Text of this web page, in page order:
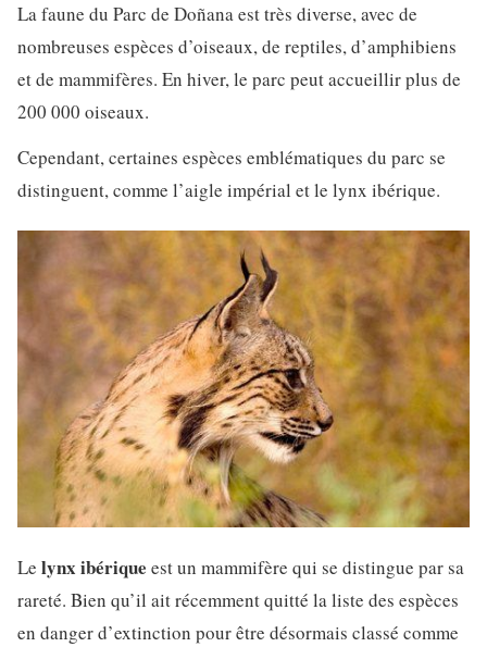
La faune du Parc de Doñana est très diverse, avec de
nombreuses espèces d’oiseaux, de reptiles, d’amphibiens
et de mammifères. En hiver, le parc peut accueillir plus de
200 000 oiseaux.
Cependant, certaines espèces emblématiques du parc se
distinguent, comme l’aigle impérial et le lynx ibérique.
Le lynx ibérique est un mammifère qui se distingue par sa
rareté. Bien qu’il ait récemment quitté la liste des espèces
en danger d’extinction pour être désormais classé comme